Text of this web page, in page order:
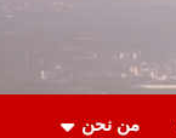
من نحن